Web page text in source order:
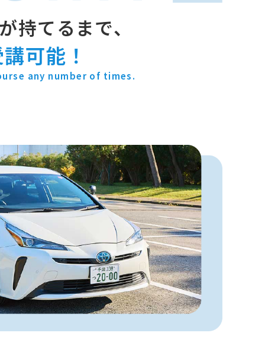
持てるまで、
可能！
any number of times.